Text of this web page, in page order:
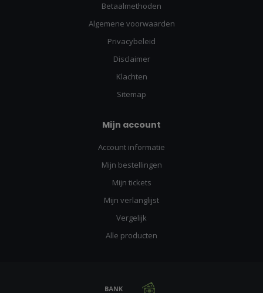
Betaalmethoden
Algemene voorwaarden
Privacybeleid
Disclaimer
Klachten
Sitemap
Mijn account
Account informatie
Mijn bestellingen
Mijn tickets
Mijn verlanglijst
Vergelijk
Alle producten